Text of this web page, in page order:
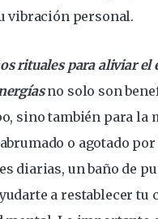
vibración personal.
rituales para aliviar el
no solo son
sino también para la
o agotado por
diarias, un baño de
a restablecer tu